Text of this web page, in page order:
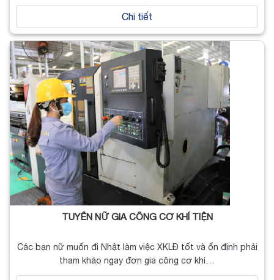
Chi tiết
TUYỂN NỮ GIA CÔNG CƠ KHÍ TIỆN
Các bạn nữ muốn đi Nhật làm việc XKLĐ tốt và ổn định phải
tham khảo ngay đơn gia công cơ khí…